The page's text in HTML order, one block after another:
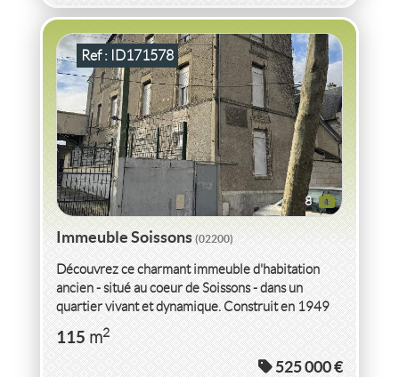
8
Ref : ID171578
Immeuble Soissons(02200)
Découvrez ce charmant immeuble d'habitation
ancien - situé au coeur de Soissons - dans un
quartier vivant et dynamique. Construit en 1949
et entièrement rénové...
115m2
525 000 €